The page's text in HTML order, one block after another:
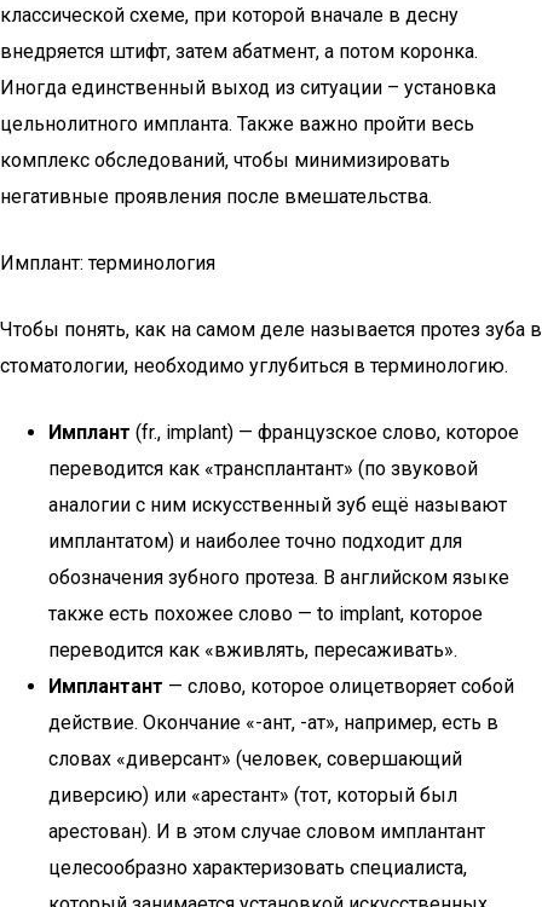
классической схеме, при которой вначале в десну
внедряется штифт, затем абатмент, а потом коронка.
Иногда единственный выход из ситуации – установка
цельнолитного импланта. Также важно пройти весь
комплекс обследований, чтобы минимизировать
негативные проявления после вмешательства.
Имплант: терминология
Чтобы понять, как на самом деле называется протез зуба в
стоматологии, необходимо углубиться в терминологию.
Имплант (fr., implant) — французское слово, которое
переводится как «трансплантант» (по звуковой
аналогии с ним искусственный зуб ещё называют
имплантатом) и наиболее точно подходит для
обозначения зубного протеза. В английском языке
также есть похожее слово — to implant, которое
переводится как «вживлять, пересаживать».
Имплантант — слово, которое олицетворяет собой
действие. Окончание «-ант, -ат», например, есть в
словах «диверсант» (человек, совершающий
диверсию) или «арестант» (тот, который был
арестован). И в этом случае словом имплантант
целесообразно характеризовать специалиста,